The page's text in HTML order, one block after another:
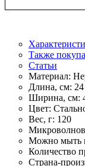
Также
Статьи
Материал:
Длина, см: 24
Ширина, см:
Цвет:
Вес, г: 120
Можно мыть
Количество
Страна-